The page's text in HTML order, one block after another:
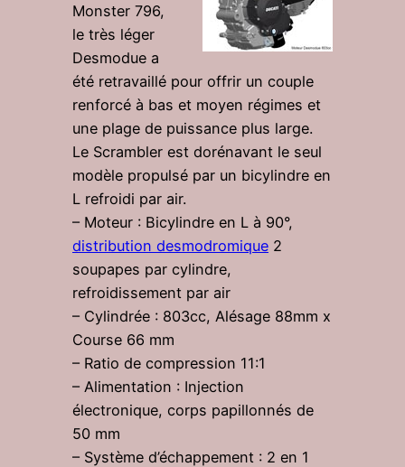
Monster 796,
le très léger
Desmodue a
été retravaillé pour offrir un couple
renforcé à bas et moyen régimes et
une plage de puissance plus large.
Le Scrambler est dorénavant le seul
modèle propulsé par un bicylindre en
L refroidi par air.
– Moteur : Bicylindre en L à 90°,
distribution desmodromique 2
soupapes par cylindre,
refroidissement par air
– Cylindrée : 803cc, Alésage 88mm x
Course 66 mm
– Ratio de compression 11:1
– Alimentation : Injection
électronique, corps papillonnés de
50 mm
– Système d’échappement : 2 en 1